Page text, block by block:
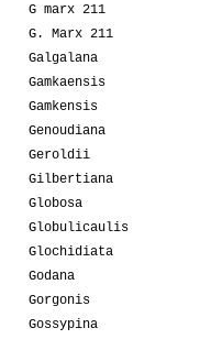
G marx 211
G. Marx 211
Galgalana
Gamkaensis
Gamkensis
Genoudiana
Geroldii
Gilbertiana
Globosa
Globulicaulis
Glochidiata
Godana
Gorgonis
Gossypina